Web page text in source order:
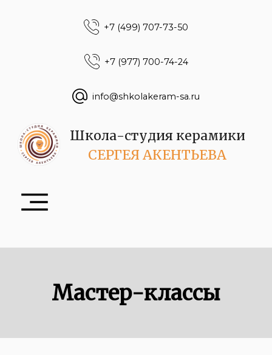
+7 (499) 707-73-50
+7 (977) 700-74-24
info@shkolakeram-sa.ru
Школа-студия керамики
СЕРГЕЯ АКЕНТЬЕВА
Мастер-классы